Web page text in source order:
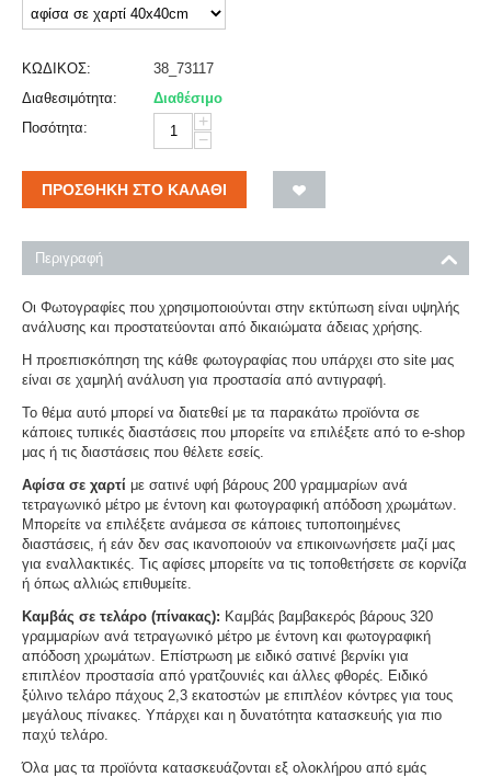
ΚΩΔΙΚΟΣ:
38_73117
Διαθεσιμότητα:
Διαθέσιμο
Ποσότητα:
+
−
ΠΡΟΣΘΉΚΗ ΣΤΟ ΚΑΛΆΘΙ
Περιγραφή
Οι Φωτογραφίες που χρησιμοποιούνται στην εκτύπωση είναι υψηλής
ανάλυσης και προστατεύονται από δικαιώματα άδειας χρήσης.
Η προεπισκόπηση της κάθε φωτογραφίας που υπάρχει στο site μας
είναι σε χαμηλή ανάλυση για προστασία από αντιγραφή.
Το θέμα αυτό μπορεί να διατεθεί με τα παρακάτω προϊόντα σε
κάποιες τυπικές διαστάσεις που μπορείτε να επιλέξετε από το e-shop
μας ή τις διαστάσεις που θέλετε εσείς.
Αφίσα σε χαρτί με σατινέ υφή βάρους 200 γραμμαρίων ανά
τετραγωνικό μέτρο με έντονη και φωτογραφική απόδοση χρωμάτων.
Μπορείτε να επιλέξετε ανάμεσα σε κάποιες τυποποιημένες
διαστάσεις, ή εάν δεν σας ικανοποιούν να επικοινωνήσετε μαζί μας
για εναλλακτικές. Τις αφίσες μπορείτε να τις τοποθετήσετε σε κορνίζα
ή όπως αλλιώς επιθυμείτε.
Καμβάς σε τελάρο (πίνακας): Καμβάς βαμβακερός βάρους 320
γραμμαρίων ανά τετραγωνικό μέτρο με έντονη και φωτογραφική
απόδοση χρωμάτων. Επίστρωση με ειδικό σατινέ βερνίκι για
επιπλέον προστασία από γρατζουνιές και άλλες φθορές. Ειδικό
ξύλινο τελάρο πάχους 2,3 εκατοστών με επιπλέον κόντρες για τους
μεγάλους πίνακες. Υπάρχει και η δυνατότητα κατασκευής για πιο
παχύ τελάρο.
Όλα μας τα προϊόντα κατασκευάζονται εξ ολοκλήρου από εμάς